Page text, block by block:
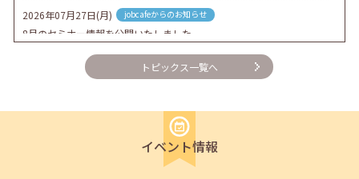
2026年07月27日(月) jobcafeからのお知らせ
8月のセミナー情報を公開いたしました。
2026年07月01日(水) 企業向け
企業様向けセミナー「現場を巻き込む！人事のための『越境人材育
jobcafeからのお知らせ
7月のセミナー情報を公開いたしました。
トピックス一覧へ
イベント情報